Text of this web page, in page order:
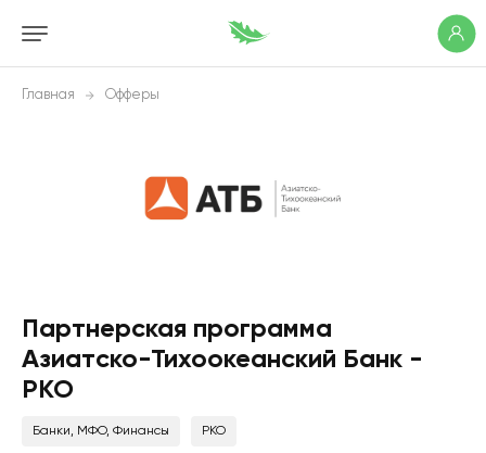
Главная Офферы
Партнерская программа
Азиатско-Тихоокеанский Банк -
РКО
Банки, МФО, Финансы РКО